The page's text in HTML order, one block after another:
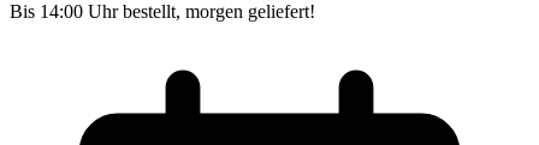
Bis 14:00 Uhr bestellt, morgen geliefert!